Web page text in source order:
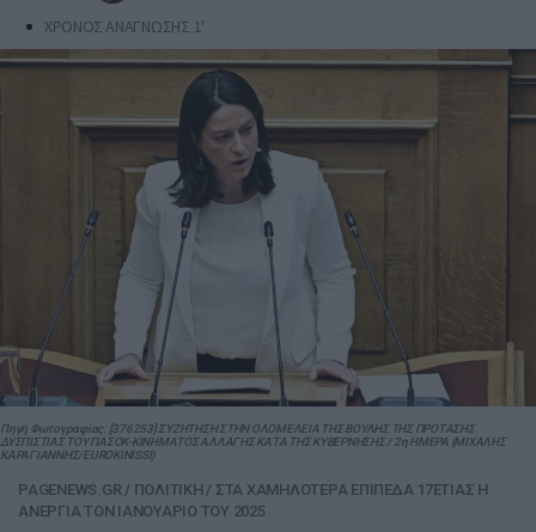
ΧΡΟΝΟΣ ΑΝΑΓΝΩΣΗΣ 1'
Πηγή Φωτογραφίας: [376253] ΣΥΖΗΤΗΣΗ ΣΤΗΝ ΟΛΟΜΕΛΕΙΑ ΤΗΣ ΒΟΥΛΗΣ ΤΗΣ ΠΡΟΤΑΣΗΣ
ΔΥΣΠΙΣΤΙΑΣ ΤΟΥ ΠΑΣΟΚ-ΚΙΝΗΜΑΤΟΣ ΑΛΛΑΓΗΣ ΚΑΤΑ ΤΗΣ ΚΥΒΕΡΝΗΣΗΣ / 2η ΗΜΕΡΑ (ΜΙΧΑΛΗΣ
ΚΑΡΑΓΙΑΝΝΗΣ/EUROKINISSI)
PAGENEWS.GR / ΠΟΛΙΤΙΚΗ / ΣΤΑ ΧΑΜΗΛΟΤΕΡΑ ΕΠΙΠΕΔΑ 17ΕΤΙΑΣ Η
ΑΝΕΡΓΙΑ ΤΟΝ ΙΑΝΟΥΑΡΙΟ ΤΟΥ 2025